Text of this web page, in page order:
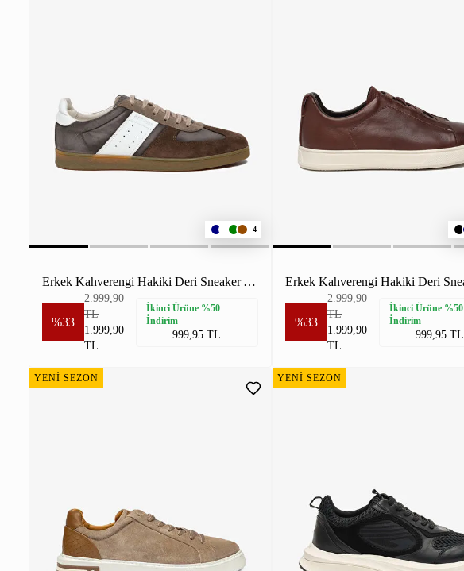
4
Erkek Kahverengi Hakiki Deri Sneaker Ayakkabı
%33
2.999,90
TL
1.999,90
TL
İkinci Ürüne %50
İndirim
999,95 TL
%33
2.999,90
TL
1.999,90
TL
İkinci Ürüne %50
İndirim
999,95 TL
YENİ SEZON YENİ SEZON